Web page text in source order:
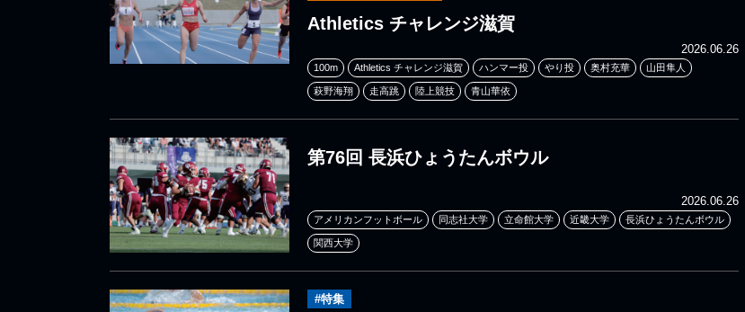
Athletics チャレンジ滋賀
2026.06.26
100m Athletics チャレンジ滋賀 ハンマー投 やり投 奥村充華 山田隼人
萩野海翔 走高跳 陸上競技 青山華依
第76回 長浜ひょうたんボウル
2026.06.26
アメリカンフットボール 同志社大学 立命館大学 近畿大学 長浜ひょうたんボウル
関西大学
#特集